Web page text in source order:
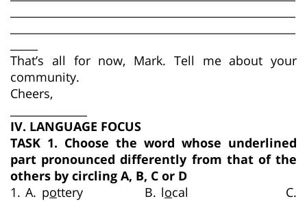
That’s all for now, Mark. Tell me about your
community.
Cheers,
IV. LANGUAGE FOCUS
TASK 1. Choose the word whose underlined
part pronounced differently from that of the
others by circling A, B, C or D
1. A. pottery B. local C.